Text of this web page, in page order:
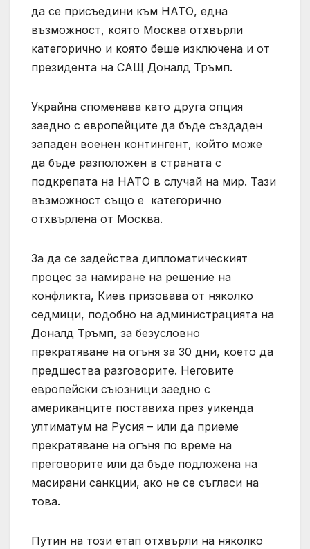
да се присъедини към НАТО, една
възможност, която Москва отхвърли
категорично и която беше изключена и от
президента на САЩ Доналд Тръмп.
Украйна споменава като друга опция
заедно с европейците да бъде създаден
западен военен контингент, който може
да бъде разположен в страната с
подкрепата на НАТО в случай на мир. Тази
възможност също е категорично
отхвърлена от Москва.
За да се задейства дипломатическият
процес за намиране на решение на
конфликта, Киев призовава от няколко
седмици, подобно на администрацията на
Доналд Тръмп, за безусловно
прекратяване на огъня за 30 дни, което да
предшества разговорите. Неговите
европейски съюзници заедно с
американците поставиха през уикенда
ултиматум на Русия – или да приеме
прекратяване на огъня по време на
преговорите или да бъде подложена на
масирани санкции, ако не се съгласи на
това.
Путин на този етап отхвърли на няколко